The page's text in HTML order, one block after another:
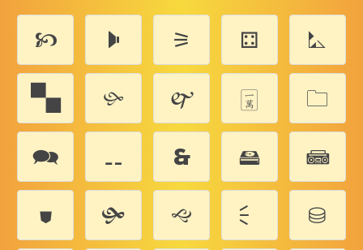
🙥 🕨 ⚞ ⚃
⛡
🙿
🙛 🙰 🀇
🗀
🗪
⚋ 🙳 🖴
📾
⛊
🙟 🙙 🗧 ⛁